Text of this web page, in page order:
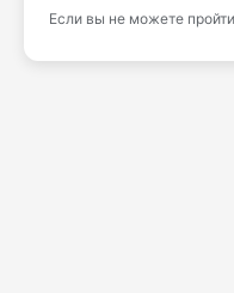
Если вы не можете